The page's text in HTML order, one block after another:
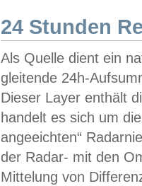
24 Stunden
Als Quelle dient ein
gleitende 24h-
Dieser Layer enthält
handelt es sich um
angeeichten“
der Radar- mit den
Mittelung von